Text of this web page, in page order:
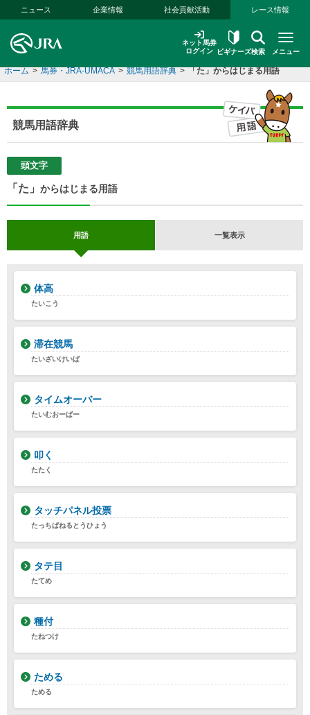
本文へ移動する
ニュース 企業情報 社会貢献活動 レース情報
ネット馬券
ログイン
ビギナーズ検索 メニュー
ホーム > 馬券・JRA-UMACA > 競馬用語辞典 > 「た」からはじまる用語
競馬用語辞典
頭文字
「た」 からはじまる用語
用語 一覧表示
体高
たいこう
滞在競馬
たいざいけいば
タイムオーバー
たいむおーばー
叩く
たたく
タッチパネル投票
たっちぱねるとうひょう
タテ目
たてめ
種付
たねつけ
ためる
ためる